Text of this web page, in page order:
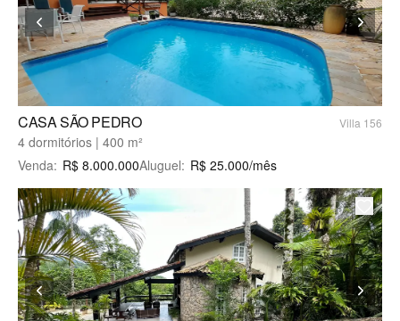
CASA SÃO PEDRO Villa 156
4 dormitórios | 400 m²
Venda: R$ 8.000.000Aluguel: R$ 25.000/mês